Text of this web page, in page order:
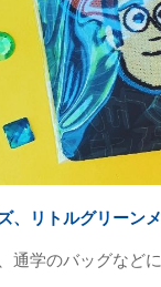
、リトルグリーン
通学のバッグなど